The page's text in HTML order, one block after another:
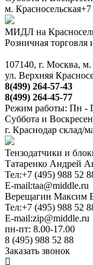
м. Красносельская+7
МИДЛ на
Розничная торговля
107140, г. Москва, м.
ул. Верхняя
8(499) 264-57-43
8(499) 264-45-77
Режим работы: Пн -
Суббота и
г. Краснодар склад/
Тензодатчики и
Татаренко Андрей
Тел:+7 (495) 988 52
E-mail:taa@middle.ru
Верещагин Максим
Тел:+7 (495) 988 52
E-mail:zip@middle.ru
пн-пт: 8.00-17.00
8 (495) 988 52 88
Заказать звонок